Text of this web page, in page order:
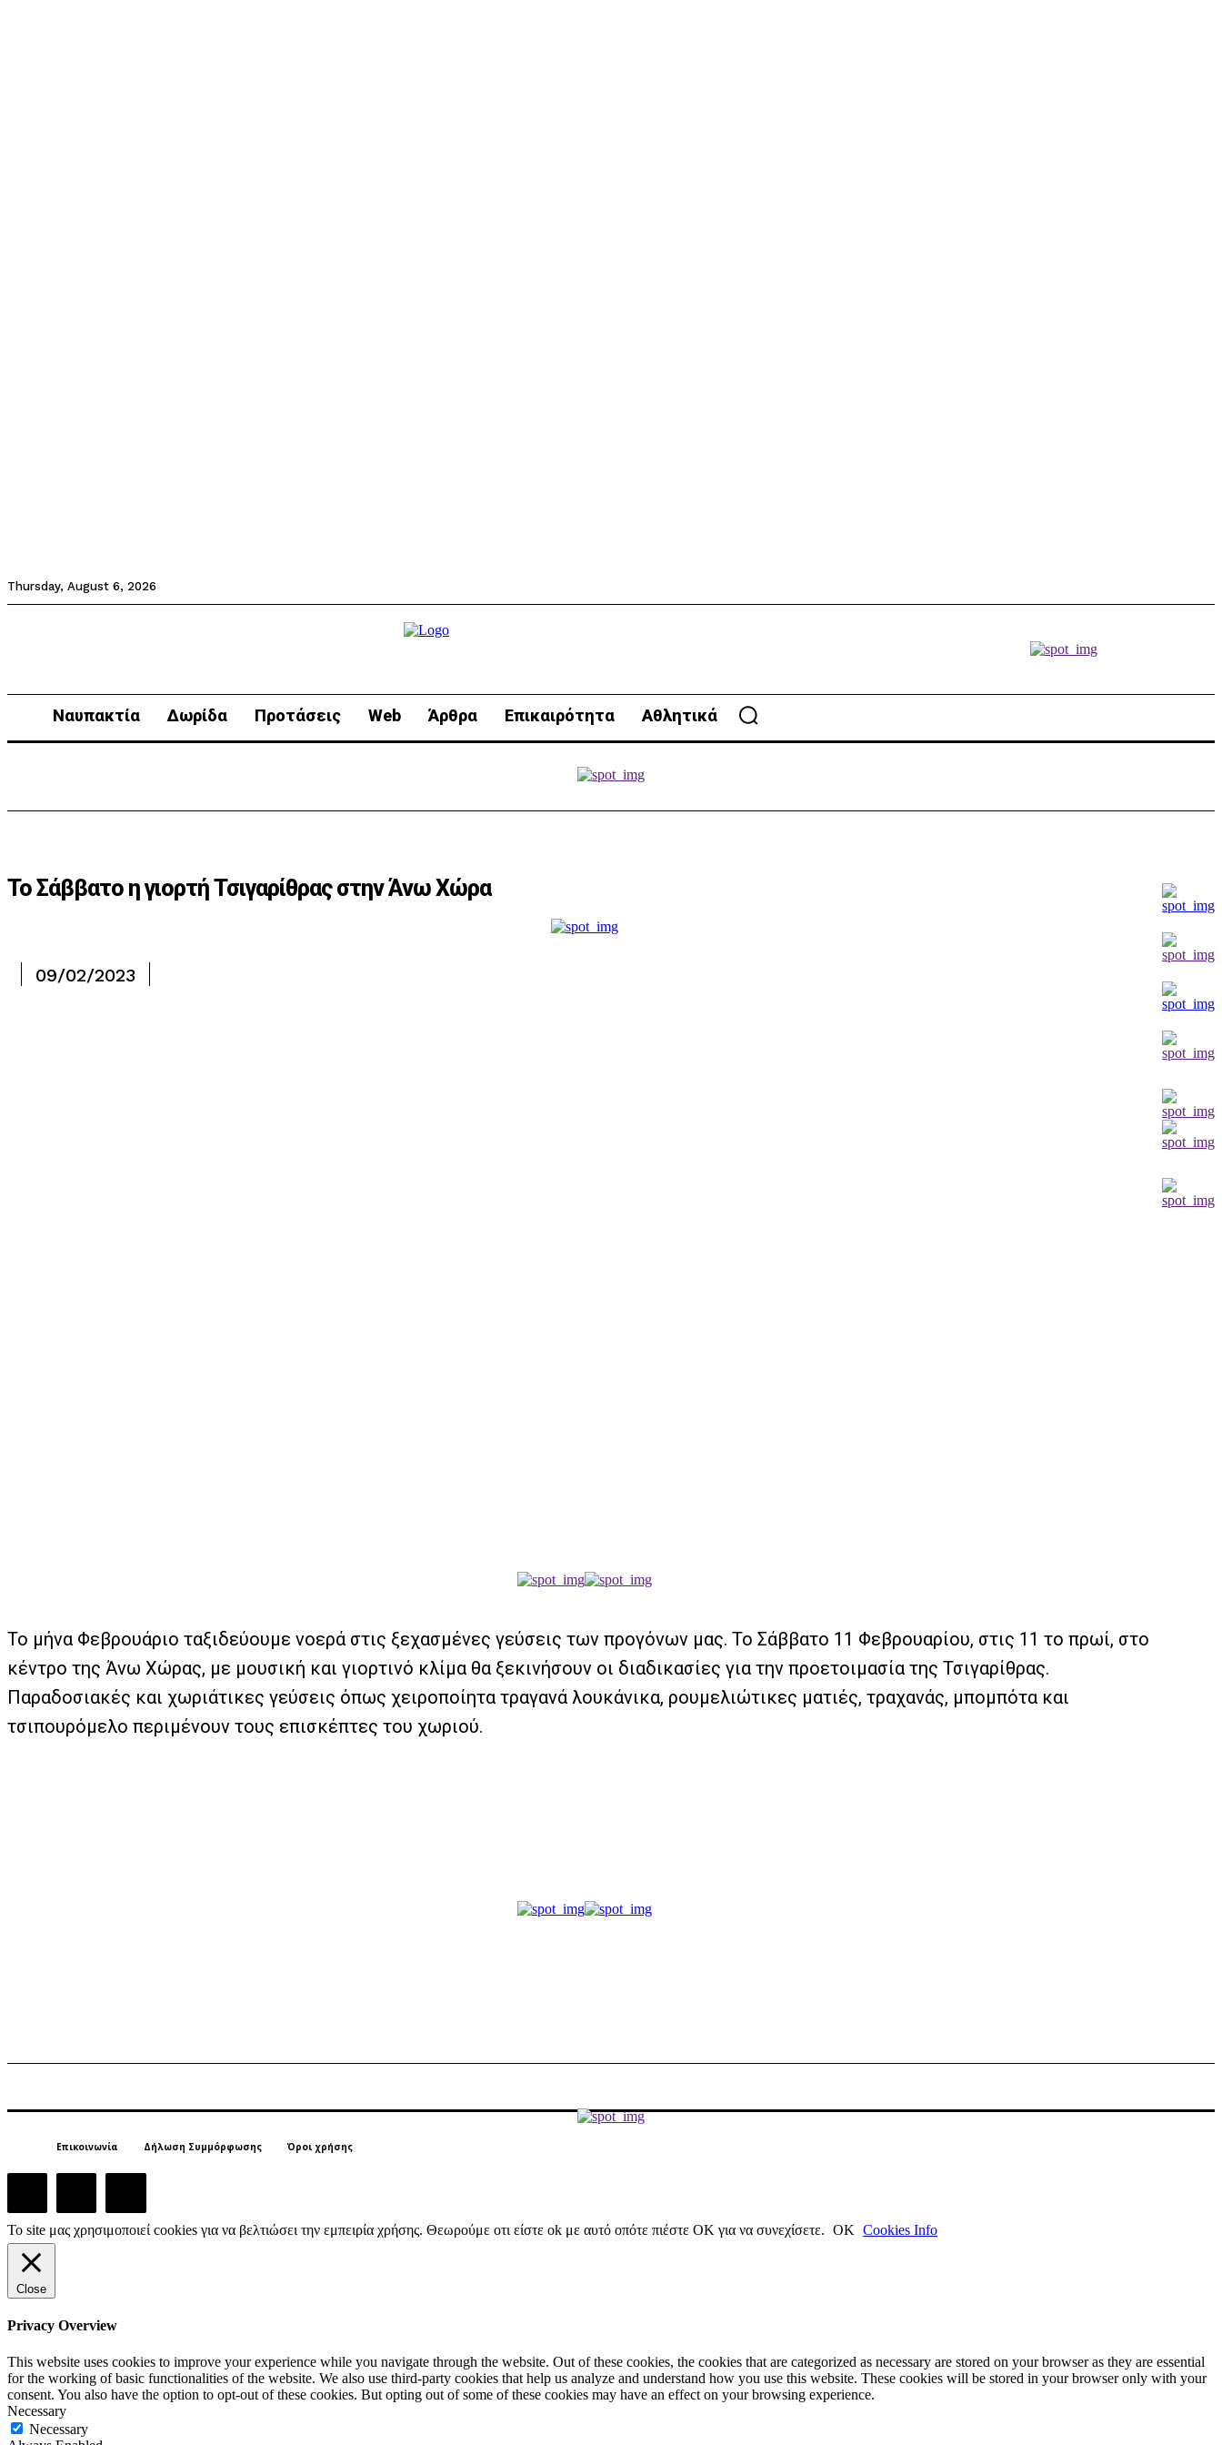
Thursday, August 6, 2026
Ναυπακτία Δωρίδα Προτάσεις Web Άρθρα Επικαιρότητα Αθλητικά
Το Σάββατο η γιορτή Τσιγαρίθρας στην Άνω Χώρα
09/02/2023
Το μήνα Φεβρουάριο ταξιδεύουμε νοερά στις ξεχασμένες γεύσεις των προγόνων μας. Το Σάββατο 11 Φεβρουαρίου, στις 11 το πρωί, στο
κέντρο της Άνω Χώρας, με μουσική και γιορτινό κλίμα θα ξεκινήσουν οι διαδικασίες για την προετοιμασία της Τσιγαρίθρας.
Παραδοσιακές και χωριάτικες γεύσεις όπως χειροποίητα τραγανά λουκάνικα, ρουμελιώτικες ματιές, τραχανάς, μπομπότα και
τσιπουρόμελο περιμένουν τους επισκέπτες του χωριού.
Επικοινωνία Δήλωση Συμμόρφωσης Όροι χρήσης
Το site μας χρησιμοποιεί cookies για να βελτιώσει την εμπειρία χρήσης. Θεωρούμε οτι είστε ok με αυτό οπότε πιέστε ΟΚ για να συνεχίσετε. ΟΚ Cookies Info
Close
Privacy Overview
This website uses cookies to improve your experience while you navigate through the website. Out of these cookies, the cookies that are categorized as necessary are stored on your browser as they are essential
for the working of basic functionalities of the website. We also use third-party cookies that help us analyze and understand how you use this website. These cookies will be stored in your browser only with your
consent. You also have the option to opt-out of these cookies. But opting out of some of these cookies may have an effect on your browsing experience.
Necessary
Necessary